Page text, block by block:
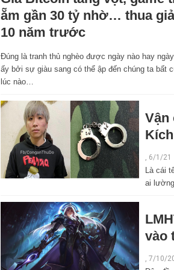
ẵm gần 30 tỷ nhờ… thua
10 năm trước
Đúng là tranh thủ nghèo được ngày nào hay ngày
ấy bởi sự giàu sang có thể ập đến chúng ta bất
lúc nào…
Vận
, 6/1/21
Là cái
ai
vào
, 7/10/